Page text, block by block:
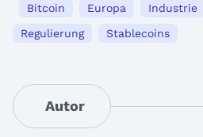
Bitcoin Europa Industrie
Regulierung
Stablecoins
Autor